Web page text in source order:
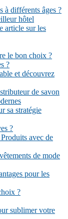
à différents âges ?
hôtel
article sur les
le bon choix ?
?
et découvrez
de savon
sa stratégie
?
avec de
de mode
pour les
?
sublimer votre